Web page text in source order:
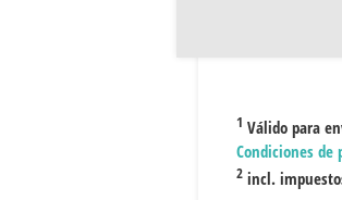
1 Válido para
Condiciones de
2 incl.